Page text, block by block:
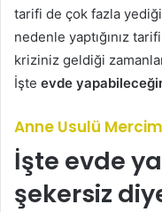
tarifi de çok fazla
nedenle yaptığınız
kriziniz geldiği
İşte evde
Anne Usulü
İşte evde
şekersiz